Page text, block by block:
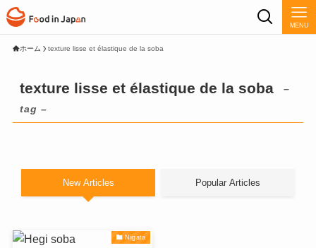
MENU
ホーム texture lisse et élastique de la soba
texture lisse et élastique de la soba
–
tag –
New Articles Popular Articles
Niigata